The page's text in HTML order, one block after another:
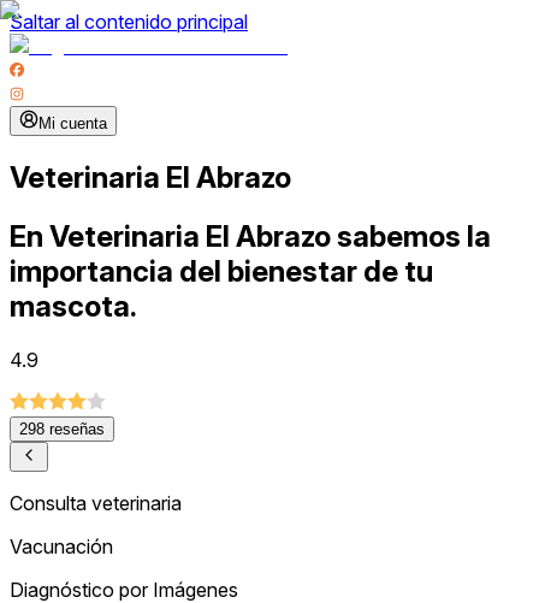
Saltar al contenido principal
Mi cuenta
Veterinaria El Abrazo
En Veterinaria El Abrazo sabemos la
importancia del bienestar de tu
mascota.
4.9
298 reseñas
Consulta veterinaria
Vacunación
Diagnóstico por Imágenes